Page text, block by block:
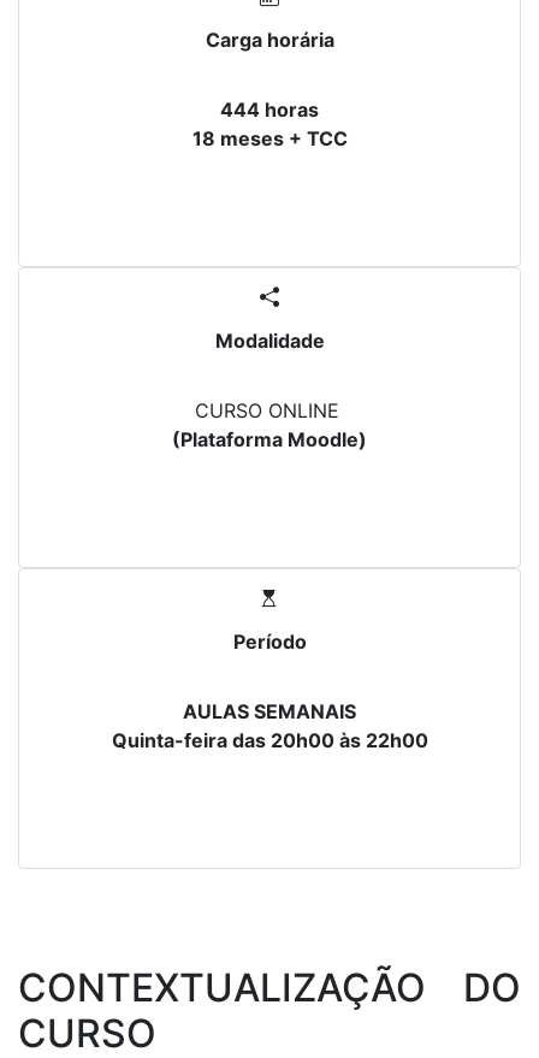
Carga horária
444 horas
18 meses + TCC
Modalidade
CURSO ONLINE
(Plataforma Moodle)
Período
AULAS SEMANAIS
Quinta-feira das 20h00 às 22h00
CONTEXTUALIZAÇÃO DO
CURSO